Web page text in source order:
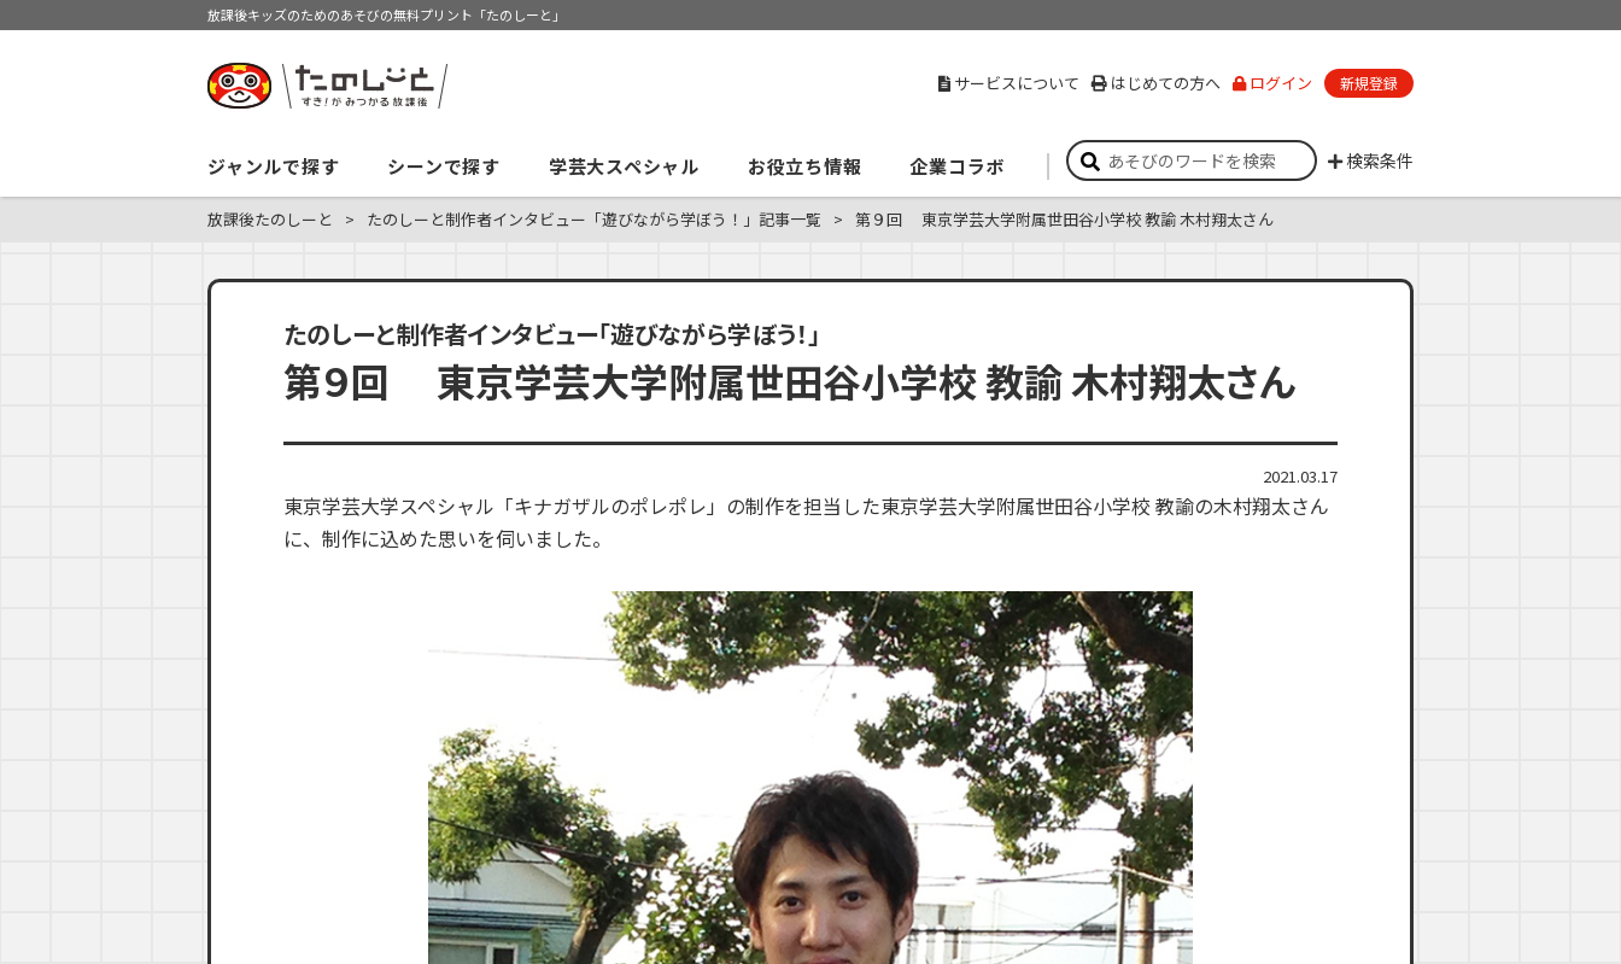
放課後キッズのためのあそびの無料プリント「たのしーと」
検索条件
ジャンルで探す シーンで探す 学芸大スペシャル お役立ち情報 企業コラボ
サービスについて はじめての方へ ログイン 新規登録
放課後たのしーと たのしーと制作者インタビュー「遊びながら学ぼう！」記事一覧 第９回 東京学芸大学附属世田谷小学校 教諭 木村翔太さん
たのしーと制作者インタビュー「遊びながら学ぼう！」
第９回 東京学芸大学附属世田谷小学校 教諭 木村翔太さん
2021.03.17
東京学芸大学スペシャル「キナガザルのポレポレ」の制作を担当した東京学芸大学附属世田谷小学校 教諭の木村翔太さん
に、制作に込めた思いを伺いました。